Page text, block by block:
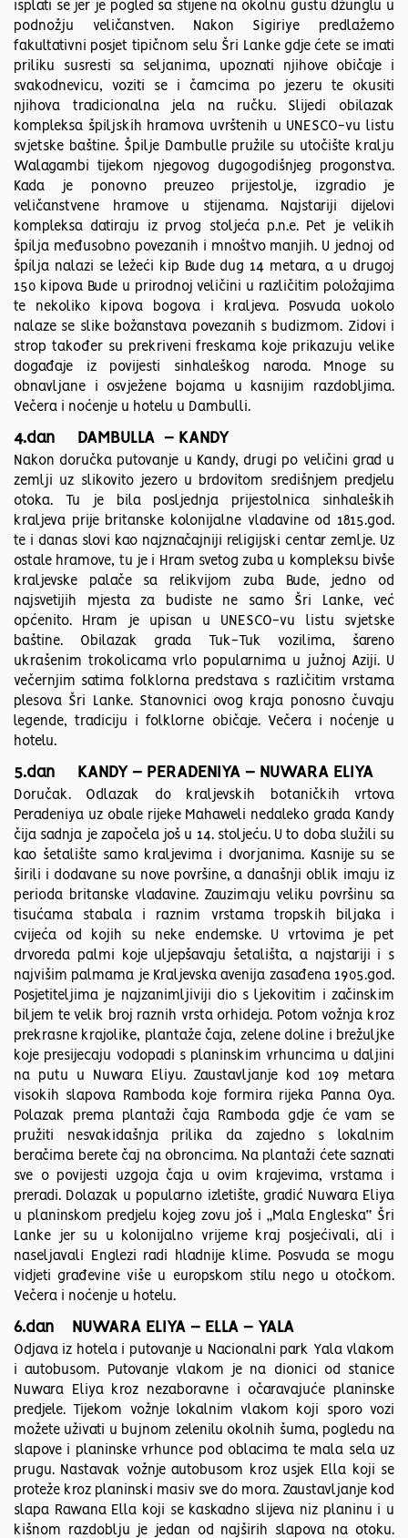
isplati se jer je pogled sa stijene na okolnu gustu džunglu u
podnožju veličanstven. Nakon Sigiriye predlažemo
fakultativni posjet tipičnom selu Šri Lanke gdje ćete se imati
priliku susresti sa seljanima, upoznati njihove običaje i
svakodnevicu, voziti se i čamcima po jezeru te okusiti
njihova tradicionalna jela na ručku. Slijedi obilazak
kompleksa špiljskih hramova uvrštenih u UNESCO-vu listu
svjetske baštine. Špilje Dambulle pružile su utočište kralju
Walagambi tijekom njegovog dugogodišnjeg progonstva.
Kada je ponovno preuzeo prijestolje, izgradio je
veličanstvene hramove u stijenama. Najstariji dijelovi
kompleksa datiraju iz prvog stoljeća p.n.e. Pet je velikih
špilja međusobno povezanih i mnoštvo manjih. U jednoj od
špilja nalazi se ležeći kip Bude dug 14 metara, a u drugoj
150 kipova Bude u prirodnoj veličini u različitim položajima
te nekoliko kipova bogova i kraljeva. Posvuda uokolo
nalaze se slike božanstava povezanih s budizmom. Zidovi i
strop također su prekriveni freskama koje prikazuju velike
događaje iz povijesti sinhaleškog naroda. Mnoge su
obnavljane i osvježene bojama u kasnijim razdobljima.
Večera i noćenje u hotelu u Dambulli.
4.dan DAMBULLA – KANDY
Nakon doručka putovanje u Kandy, drugi po veličini grad u
zemlji uz slikovito jezero u brdovitom središnjem predjelu
otoka. Tu je bila posljednja prijestolnica sinhaleških
kraljeva prije britanske kolonijalne vladavine od 1815.god.
te i danas slovi kao najznačajniji religijski centar zemlje. Uz
ostale hramove, tu je i Hram svetog zuba u kompleksu bivše
kraljevske palače sa relikvijom zuba Bude, jedno od
najsvetijih mjesta za budiste ne samo Šri Lanke, već
općenito. Hram je upisan u UNESCO-vu listu svjetske
baštine. Obilazak grada Tuk-Tuk vozilima, šareno
ukrašenim trokolicama vrlo popularnima u južnoj Aziji. U
večernjim satima folklorna predstava s različitim vrstama
plesova Šri Lanke. Stanovnici ovog kraja ponosno čuvaju
legende, tradiciju i folklorne običaje. Večera i noćenje u
hotelu.
5.dan KANDY – PERADENIYA – NUWARA ELIYA
Doručak. Odlazak do kraljevskih botaničkih vrtova
Peradeniya uz obale rijeke Mahaweli nedaleko grada Kandy
čija sadnja je započela još u 14. stoljeću. U to doba služili su
kao šetalište samo kraljevima i dvorjanima. Kasnije su se
širili i dodavane su nove površine, a današnji oblik imaju iz
perioda britanske vladavine. Zauzimaju veliku površinu sa
tisućama stabala i raznim vrstama tropskih biljaka i
cvijeća od kojih su neke endemske. U vrtovima je pet
drvoreda palmi koje uljepšavaju šetališta, a najstariji i s
najvišim palmama je Kraljevska avenija zasađena 1905.god.
Posjetiteljima je najzanimljiviji dio s ljekovitim i začinskim
biljem te velik broj raznih vrsta orhideja. Potom vožnja kroz
prekrasne krajolike, plantaže čaja, zelene doline i brežuljke
koje presijecaju vodopadi s planinskim vrhuncima u daljini
na putu u Nuwara Eliyu. Zaustavljanje kod 109 metara
visokih slapova Ramboda koje formira rijeka Panna Oya.
Polazak prema plantaži čaja Ramboda gdje će vam se
pružiti nesvakidašnja prilika da zajedno s lokalnim
beračima berete čaj na obroncima. Na plantaži ćete saznati
sve o povijesti uzgoja čaja u ovim krajevima, vrstama i
preradi. Dolazak u popularno izletište, gradić Nuwara Eliya
u planinskom predjelu kojeg zovu još i „Mala Engleska“ Šri
Lanke jer su u kolonijalno vrijeme kraj posjećivali, ali i
naseljavali Englezi radi hladnije klime. Posvuda se mogu
vidjeti građevine više u europskom stilu nego u otočkom.
Večera i noćenje u hotelu.
6.dan NUWARA ELIYA – ELLA – YALA
Odjava iz hotela i putovanje u Nacionalni park Yala vlakom
i autobusom. Putovanje vlakom je na dionici od stanice
Nuwara Eliya kroz nezaboravne i očaravajuće planinske
predjele. Tijekom vožnje lokalnim vlakom koji sporo vozi
možete uživati u bujnom zelenilu okolnih šuma, pogledu na
slapove i planinske vrhunce pod oblacima te mala sela uz
prugu. Nastavak vožnje autobusom kroz usjek Ella koji se
proteže kroz planinski masiv sve do mora. Zaustavljanje kod
slapa Rawana Ella koji se kaskadno slijeva niz planinu i u
kišnom razdoblju je jedan od najširih slapova na otoku.